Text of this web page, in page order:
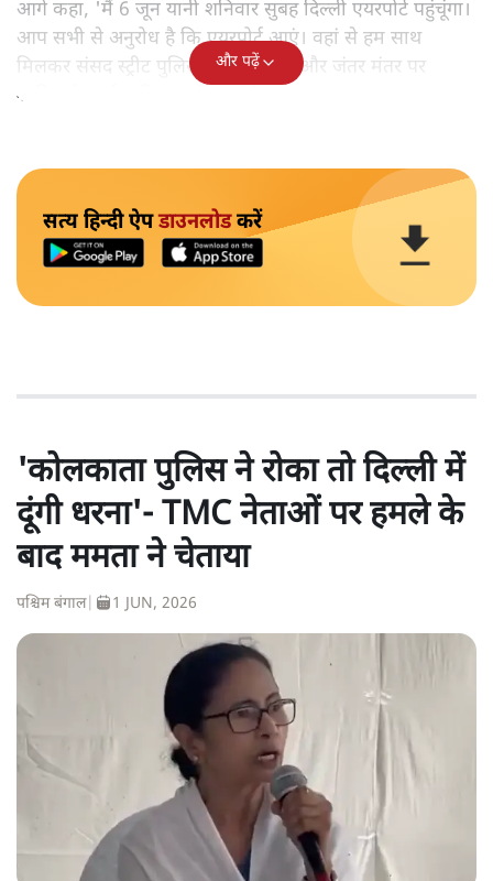
आगे कहा, 'मैं 6 जून यानी शनिवार सुबह दिल्ली एयरपोर्ट पहुंचूंगा।
आप सभी से अनुरोध है कि एयरपोर्ट आएं। वहां से हम साथ
मिलकर संसद स्ट्रीट पुलिस स्टेशन जाएंगे और जंतर मंतर पर
शांतिपूर्ण प्रदर्शन की अनुमति मांगेंगे।'
और पढ़ें
सत्य हिन्दी ऐपडाउनलोडकरें
'कोलकाता पुलिस ने रोका तो दिल्ली में
दूंगी धरना'- TMC नेताओं पर हमले के
बाद ममता ने चेताया
पश्चिम बंगाल| 1 JUN, 2026